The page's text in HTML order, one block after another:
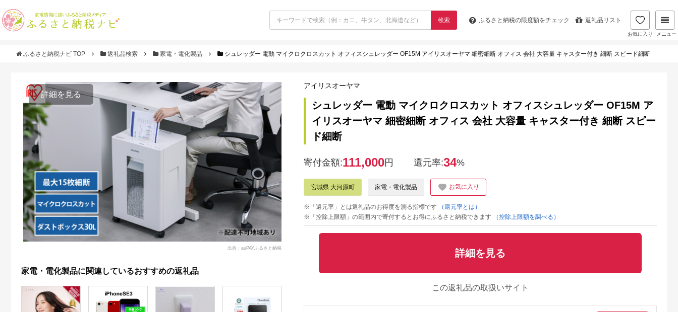
検索 ふるさと納税の限度額をチェック 返礼品リスト
お気に入り メニュー
ふるさと納税ナビ TOP 返礼品検索 家電・電化製品 シュレッダー 電動 マイクロクロスカット オフィスシュレッダー OF15M アイリスオーヤマ 細密細断 オフィス 会社 大容量 キャスター付き 細断 スピード細断
詳細を見る
出典：auPAYふるさと納税
家電・電化製品に関連しているおすすめの返礼品
アイリスオーヤマ
シュレッダー 電動 マイクロクロスカット オフィスシュレッダー OF15M ア
イリスオーヤマ 細密細断 オフィス 会社 大容量 キャスター付き 細断 スピー
ド細断
寄付金額:111,000円 還元率:34%
宮城県 大河原町 家電・電化製品 お気に入り
※「還元率」とは返礼品のお得度を測る指標です
（還元率とは）
※「控除上限額」の範囲内で寄付するとお得にふるさと納税できます
（控除上限額を調べる）
詳細を見る
この返礼品の取扱いサイト